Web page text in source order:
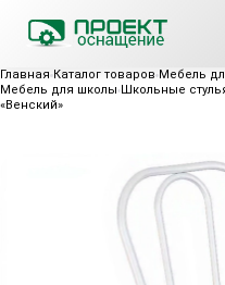
Главная Каталог товаров Мебель
Мебель для школы Школьные
«Венский»